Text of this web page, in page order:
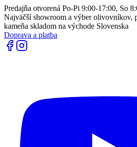
Predajňa otvorená Po-Pi 9:00-17:00, So
Najväčší showroom a výber olivovníkov,
kameňa skladom na východe Slovenska
Doprava a platba